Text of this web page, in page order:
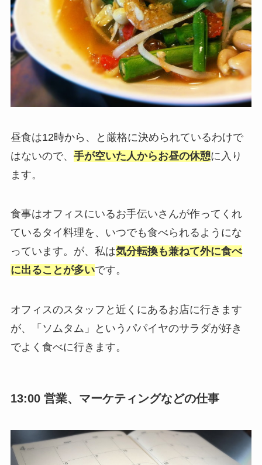
昼食は12時から、と厳格に決められているわけで
はないので、 手が空いた人からお昼の休憩に入り
ます。
食事はオフィスにいるお手伝いさんが作ってくれ
ているタイ料理を、いつでも食べられるようにな
っています。が、私は気分転換も兼ねて外に食べ
に出ることが多いです。
オフィスのスタッフと近くにあるお店に行きます
が、「ソムタム」というパパイヤのサラダが好き
でよく食べに行きます。
13:00 営業、マーケティングなどの仕事